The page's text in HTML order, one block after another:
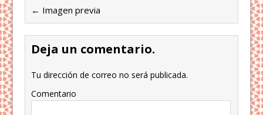
← Imagen previa
Deja un comentario.
Tu dirección de correo no será publicada.
Comentario